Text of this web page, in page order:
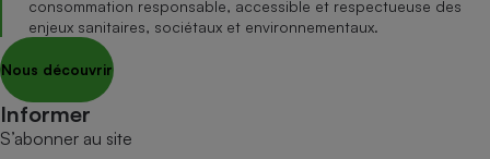
consommation responsable, accessible et respectueuse des
enjeux sanitaires, sociétaux et environnementaux.
Nous découvrir
Informer
S’abonner au site